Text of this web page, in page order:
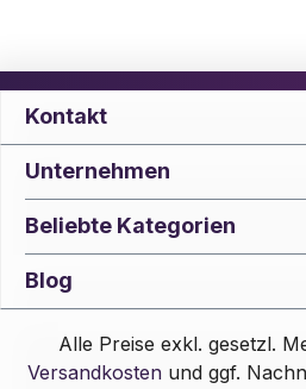
Kontakt
Unternehmen
Beliebte Kategorien
Blog
Alle Preise exkl. gesetzl.
Versandkostenund ggf.